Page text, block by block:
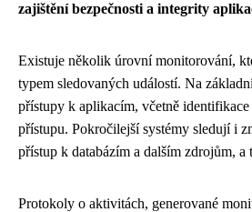
zajištění bezpečnosti a integrity
Existuje několik úrovní monitorování,
typem sledovaných událostí. Na
přístupy k aplikacím, včetně identifikace
přístupu. Pokročilejší systémy sledují i
přístup k databázím a dalším zdrojům, a
Protokoly o aktivitách, generované